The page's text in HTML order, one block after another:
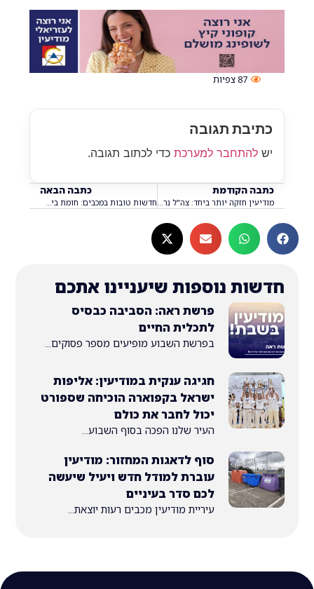
תגובה
למערכתכדי לכתוב תגובה.
הקודמת
מודיעין חזקה יותר ביחד: צה"ל נרתם לעזרת המפונים לאחר השריפה! חדשות טובות במכבים: חומת ביטחון חדשה בדרך – וזה מה שיגן עלינו!
נוספות שיעניינו אתכם
פרשת ראה: הסביבה כבסיס
לתכלית החיים
בפרשת השבוע מופיעים מספר פסוקים...
חגיגה ענקית במודיעין: אליפות
ישראל בקפוארה הוכיחה שספורט
יכול לחבר את כולם
העיר שלנו הפכה בסוף השבוע...
סוף לדאגות המחזור: מודיעין
עוברת למודל חדש ויעיל שיעשה
לכם סדר בעיניים
עיריית מודיעין מכבים רעות יוצאת...